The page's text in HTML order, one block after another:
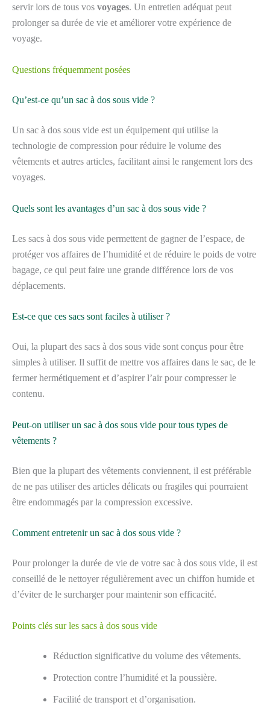
servir lors de tous vos voyages. Un entretien adéquat peut
prolonger sa durée de vie et améliorer votre expérience de
voyage.
Questions fréquemment posées
Qu’est-ce qu’un sac à dos sous vide ?
Un sac à dos sous vide est un équipement qui utilise la
technologie de compression pour réduire le volume des
vêtements et autres articles, facilitant ainsi le rangement lors des
voyages.
Quels sont les avantages d’un sac à dos sous vide ?
Les sacs à dos sous vide permettent de gagner de l’espace, de
protéger vos affaires de l’humidité et de réduire le poids de votre
bagage, ce qui peut faire une grande différence lors de vos
déplacements.
Est-ce que ces sacs sont faciles à utiliser ?
Oui, la plupart des sacs à dos sous vide sont conçus pour être
simples à utiliser. Il suffit de mettre vos affaires dans le sac, de le
fermer hermétiquement et d’aspirer l’air pour compresser le
contenu.
Peut-on utiliser un sac à dos sous vide pour tous types de
vêtements ?
Bien que la plupart des vêtements conviennent, il est préférable
de ne pas utiliser des articles délicats ou fragiles qui pourraient
être endommagés par la compression excessive.
Comment entretenir un sac à dos sous vide ?
Pour prolonger la durée de vie de votre sac à dos sous vide, il est
conseillé de le nettoyer régulièrement avec un chiffon humide et
d’éviter de le surcharger pour maintenir son efficacité.
Points clés sur les sacs à dos sous vide
Réduction significative du volume des vêtements.
Protection contre l’humidité et la poussière.
Facilité de transport et d’organisation.